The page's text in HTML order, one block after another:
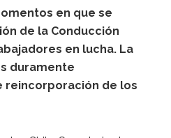
en que se
de la Conducción
en lucha. La
duramente
reincorporación de los